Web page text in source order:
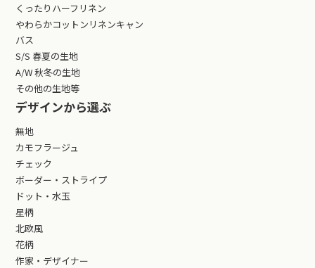
くったりハーフリネン
やわらかコットンリネンキャン
バス
S/S 春夏の生地
A/W 秋冬の生地
その他の生地等
デザインから選ぶ
無地
カモフラージュ
チェック
ボーダー・ストライプ
ドット・水玉
星柄
北欧風
花柄
作家・デザイナー